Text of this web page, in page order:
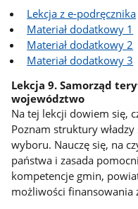
Lekcja z e-podręcznika
Materiał dodatkowy 1
Materiał dodatkowy 2
Materiał dodatkowy 3
Lekcja 9. Samorząd
województwo
Na tej lekcji dowiem się,
Poznam struktury
wyboru. Nauczę się, na
państwa i zasada
kompetencje gmin,
możliwości finansowania